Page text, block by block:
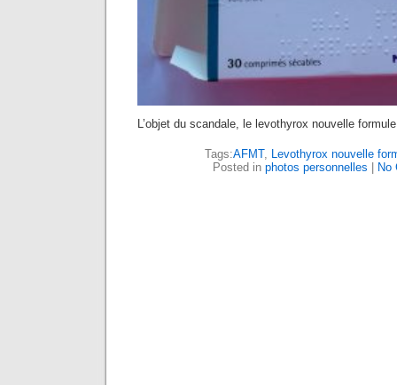
L’objet du scandale, le levothyrox nouvelle
Tags:AFMT, Levothyrox nouvelle
Posted in photos personnelles | No